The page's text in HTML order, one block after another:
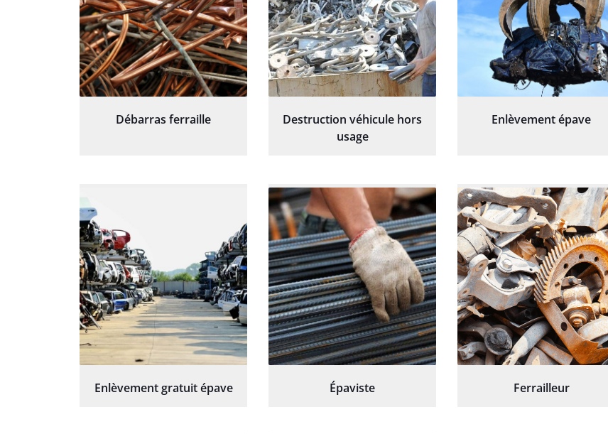
Débarras ferraille
Destruction véhicule hors
usage
Enlèvement épave
Enlèvement gratuit épave Épaviste Ferrailleur